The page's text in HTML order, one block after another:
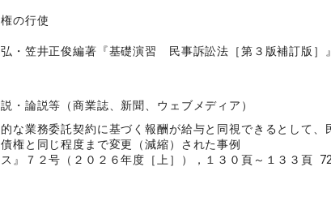
の行使
・笠井正俊編著『基礎演習 民事訴訟法［第３版補訂版
・論説等（商業誌、新聞、ウェブメディア）
な業務委託契約に基づく報酬が給与と同視できるとして
権と同じ程度まで変更（減縮）された事例
ス』７２号（２０２６年度［上］），１３０頁～１３３頁